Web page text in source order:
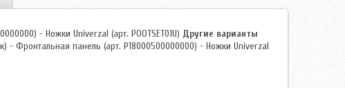
- Ножки Univerzal (арт. POOTSET01U) Другие варианты
- Фронтальная панель (арт. P18000500000000) - Ножки Univerzal